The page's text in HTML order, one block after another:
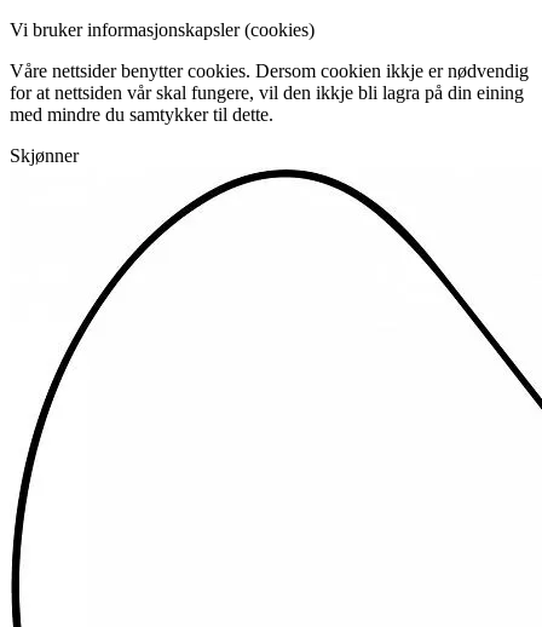
Vi bruker informasjonskapsler (cookies)
Våre nettsider benytter cookies. Dersom cookien ikkje er nødvendig
for at nettsiden vår skal fungere, vil den ikkje bli lagra på din eining
med mindre du samtykker til dette.
Skjønner